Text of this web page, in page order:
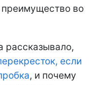
преимущество во
рассказывало,
если
, и почему